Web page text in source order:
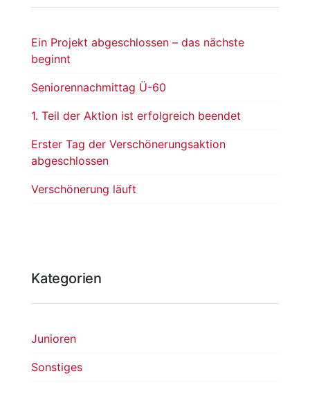
Ein Projekt abgeschlossen – das nächste
beginnt
Seniorennachmittag Ü-60
1. Teil der Aktion ist erfolgreich beendet
Erster Tag der Verschönerungsaktion
abgeschlossen
Verschönerung läuft
Kategorien
Junioren
Sonstiges